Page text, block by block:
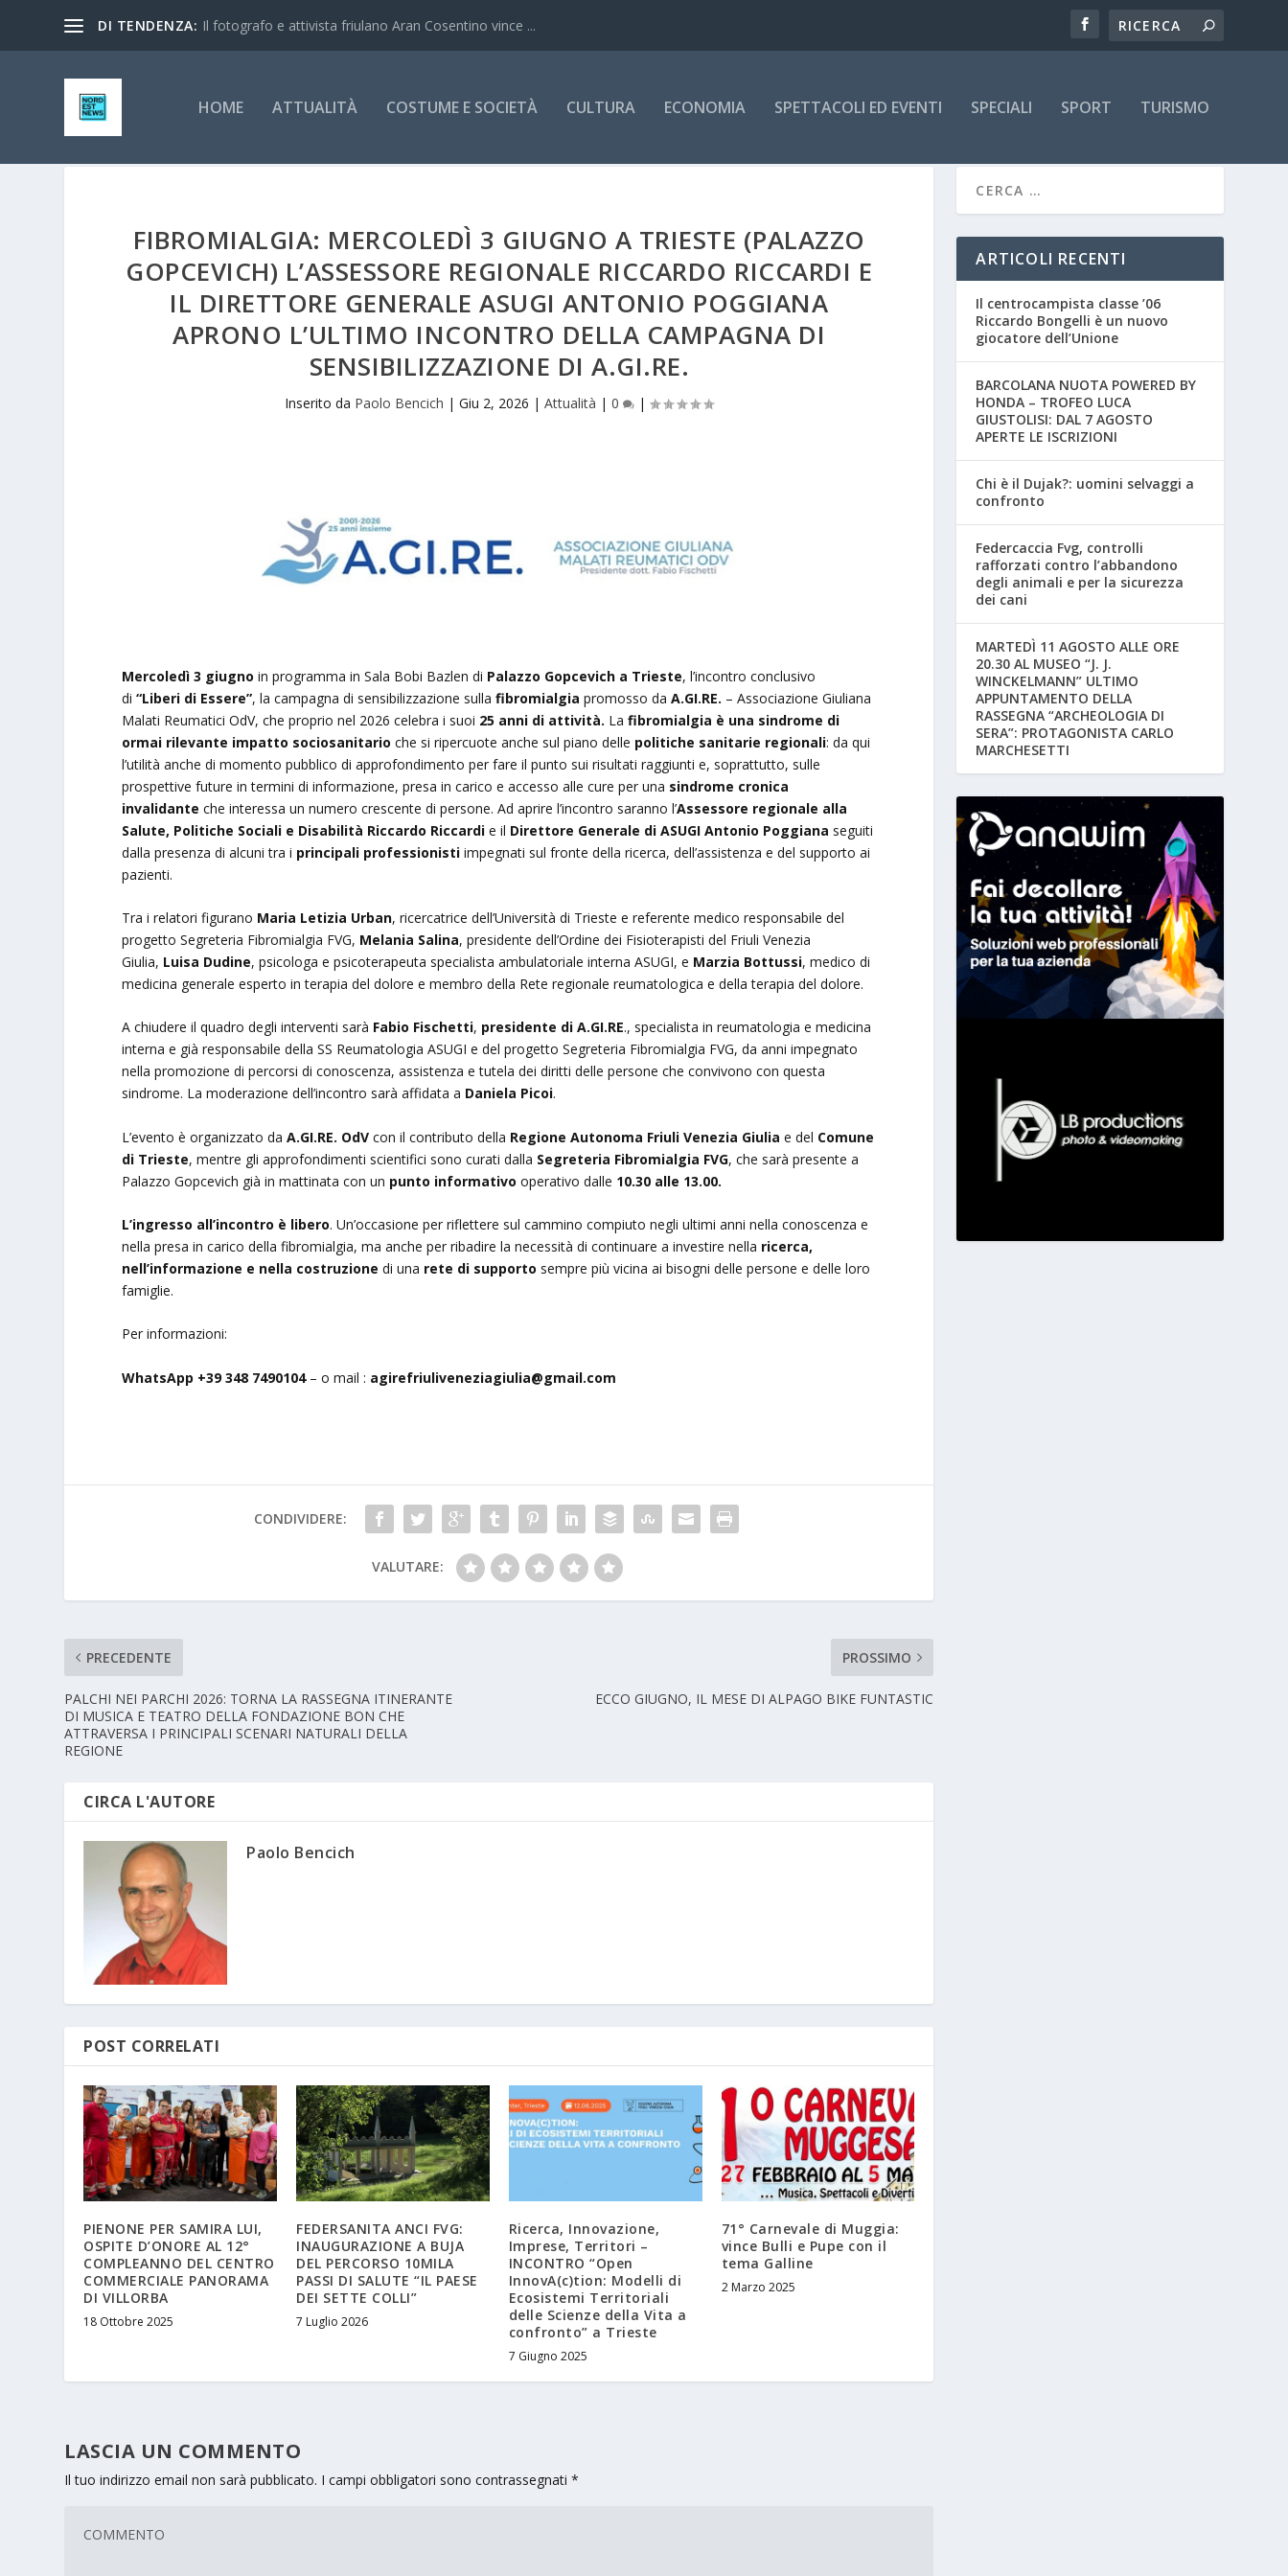
DI TENDENZA: Il fotografo e attivista friulano Aran Cosentino vince ...
HOME ATTUALITÀ COSTUME E SOCIETÀ CULTURA ECONOMIA SPETTACOLI ED EVENTI SPECIALI SPORT TURISMO
FIBROMIALGIA: MERCOLEDÌ 3 GIUGNO A TRIESTE (PALAZZO
GOPCEVICH) L’ASSESSORE REGIONALE RICCARDO RICCARDI E
IL DIRETTORE GENERALE ASUGI ANTONIO POGGIANA
APRONO L’ULTIMO INCONTRO DELLA CAMPAGNA DI
SENSIBILIZZAZIONE DI A.GI.RE.
Inserito da Paolo Bencich |Giu 2, 2026 |Attualità |0 |
Mercoledì 3 giugnoin programma in Sala Bobi Bazlen di Palazzo Gopcevich a Trieste, l’incontro conclusivo
di“Liberi di Essere”, la campagna di sensibilizzazione sullafibromialgia promosso daA.GI.RE. – Associazione Giuliana
Malati Reumatici OdV, che proprio nel 2026 celebra i suoi 25 anni di attività. Lafibromialgia è una sindrome di
ormai rilevante impatto sociosanitario che si ripercuote anche sul piano delle politiche sanitarie regionali: da qui
l’utilità anche di momento pubblico di approfondimento per fare il punto sui risultati raggiunti e, soprattutto, sulle
prospettive future in termini di informazione, presa in carico e accesso alle cure per una sindrome cronica
invalidante che interessa un numero crescente di persone. Ad aprire l’incontro saranno l’Assessore regionale alla
Salute, Politiche Sociali e Disabilità Riccardo Riccardi e il Direttore Generale di ASUGI Antonio Poggiana seguiti
dalla presenza di alcuni tra i principali professionisti impegnati sul fronte della ricerca, dell’assistenza e del supporto ai
pazienti.
Tra i relatori figurano Maria Letizia Urban, ricercatrice dell’Università di Trieste e referente medico responsabile del
progetto Segreteria Fibromialgia FVG, Melania Salina, presidente dell’Ordine dei Fisioterapisti del Friuli Venezia
Giulia, Luisa Dudine, psicologa e psicoterapeuta specialista ambulatoriale interna ASUGI, e Marzia Bottussi, medico di
medicina generale esperto in terapia del dolore e membro della Rete regionale reumatologica e della terapia del dolore.
A chiudere il quadro degli interventi sarà Fabio Fischetti, presidente di A.GI.RE., specialista in reumatologia e medicina
interna e già responsabile della SS Reumatologia ASUGI e del progetto Segreteria Fibromialgia FVG, da anni impegnato
nella promozione di percorsi di conoscenza, assistenza e tutela dei diritti delle persone che convivono con questa
sindrome. La moderazione dell’incontro sarà affidata a Daniela Picoi.
L’evento è organizzato daA.GI.RE. OdV con il contributo della Regione Autonoma Friuli Venezia Giulia e del Comune
di Trieste, mentre gli approfondimenti scientifici sono curati dalla Segreteria Fibromialgia FVG, che sarà presente a
Palazzo Gopcevich già in mattinata con un punto informativooperativo dalle 10.30 alle 13.00.
L’ingresso all’incontro è libero. Un’occasione per riflettere sul cammino compiuto negli ultimi anni nella conoscenza e
nella presa in carico della fibromialgia, ma anche per ribadire la necessità di continuare a investire nella ricerca,
nell’informazione e nella costruzione di una rete di supporto sempre più vicina ai bisogni delle persone e delle loro
famiglie.
Per informazioni:
WhatsApp +39 348 7490104– o mail : agirefriuliveneziagiulia@gmail.com
CONDIVIDERE:
VALUTARE:
PRECEDENTE
PALCHI NEI PARCHI 2026: TORNA LA RASSEGNA ITINERANTE
DI MUSICA E TEATRO DELLA FONDAZIONE BON CHE
ATTRAVERSA I PRINCIPALI SCENARI NATURALI DELLA
REGIONE
PROSSIMO
ECCO GIUGNO, IL MESE DI ALPAGO BIKE FUNTASTIC
CIRCA L'AUTORE
Paolo Bencich
POST CORRELATI
PIENONE PER SAMIRA LUI,
OSPITE D’ONORE AL 12°
COMPLEANNO DEL CENTRO
COMMERCIALE PANORAMA
DI VILLORBA
18 Ottobre 2025
FEDERSANITA ANCI FVG:
INAUGURAZIONE A BUJA
DEL PERCORSO 10MILA
PASSI DI SALUTE “IL PAESE
DEI SETTE COLLI”
7 Luglio 2026
Ricerca, Innovazione,
Imprese, Territori –
INCONTRO “Open
InnovA(c)tion: Modelli di
Ecosistemi Territoriali
delle Scienze della Vita a
confronto” a Trieste
7 Giugno 2025
71° Carnevale di Muggia:
vince Bulli e Pupe con il
tema Galline
2 Marzo 2025
LASCIA UN COMMENTO
Il tuo indirizzo email non sarà pubblicato. I campi obbligatori sono contrassegnati*
ARTICOLI RECENTI
Il centrocampista classe ’06
Riccardo Bongelli è un nuovo
giocatore dell’Unione
BARCOLANA NUOTA POWERED BY
HONDA – TROFEO LUCA
GIUSTOLISI: DAL 7 AGOSTO
APERTE LE ISCRIZIONI
Chi è il Dujak?: uomini selvaggi a
confronto
Federcaccia Fvg, controlli
rafforzati contro l’abbandono
degli animali e per la sicurezza
dei cani
MARTEDÌ 11 AGOSTO ALLE ORE
20.30 AL MUSEO “J. J.
WINCKELMANN” ULTIMO
APPUNTAMENTO DELLA
RASSEGNA “ARCHEOLOGIA DI
SERA”: PROTAGONISTA CARLO
MARCHESETTI